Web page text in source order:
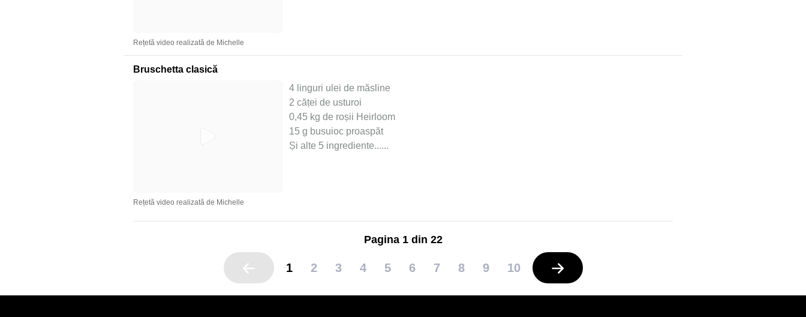
Rețetă video realizată de Michelle
Bruschetta clasică
4 linguri ulei de măsline
2 căței de usturoi
0,45 kg de roșii Heirloom
15 g busuioc proaspăt
Și alte 5 ingrediente...
Rețetă video realizată de Michelle
Pagina 1 din 22
1 2 3 4 5 6 7 8 9 10